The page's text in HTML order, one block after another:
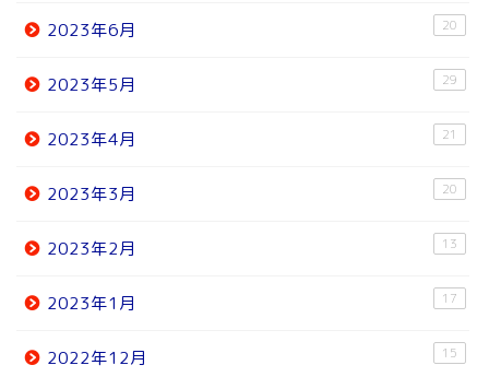
2023年6月 20
2023年5月 29
2023年4月 21
2023年3月 20
2023年2月 13
2023年1月 17
2022年12月 15